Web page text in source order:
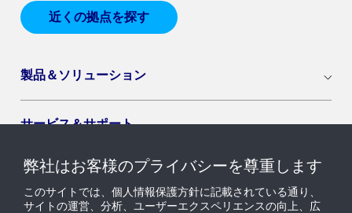
近くの拠点を探す
製品＆ソリューション
サービス＆サポート
導入セグメント
弊社はお客様のプライバシーを尊重します
このサイトでは、個人情報保護方針に記載されている通り、
サイトの運営、分析、ユーザーエクスペリエンスの向上、広